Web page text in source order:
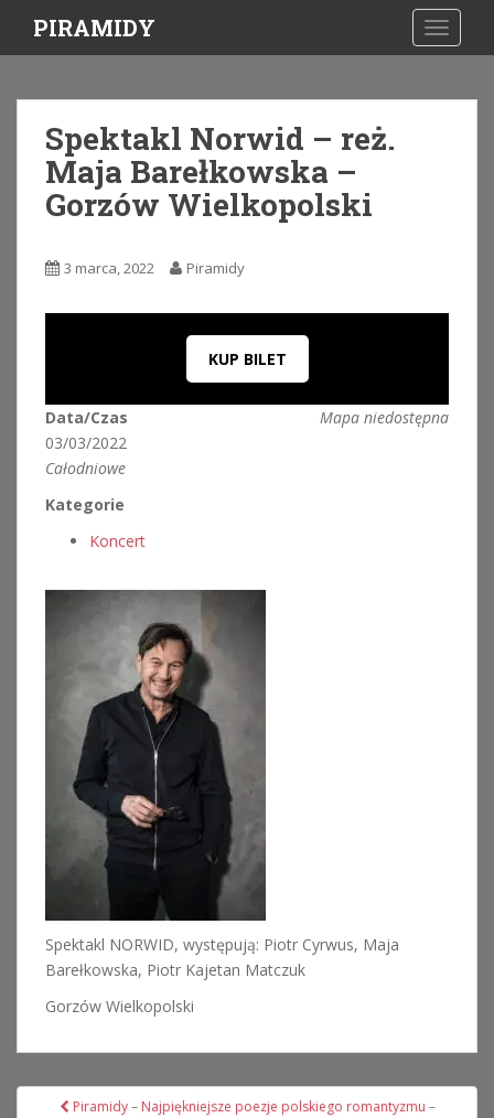
i
PIRAMIDY
Spektakl Norwid – reż.
Maja Barełkowska –
Gorzów Wielkopolski
3 marca, 2022 Piramidy
KUP BILET
Mapa niedostępna
Data/Czas
03/03/2022
Całodniowe
Kategorie
Koncert
Spektakl NORWID, występują: Piotr Cyrwus, Maja
Barełkowska, Piotr Kajetan Matczuk
Gorzów Wielkopolski
Nawigacja
Piramidy – Najpiękniejsze poezje polskiego romantyzmu –